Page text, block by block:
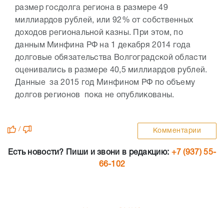
размер госдолга региона в размере 49
миллиардов рублей, или 92% от собственных
доходов региональной казны. При этом, по
данным Минфина РФ на 1 декабря 2014 года
долговые обязательства Волгоградской области
оценивались в размере 40,5 миллиардов рублей.
Данные за 2015 год Минфином РФ по объему
долгов регионов пока не опубликованы.
/ Комментарии
Есть новости? Пиши и звони в редакцию: +7 (937) 55-
66-102